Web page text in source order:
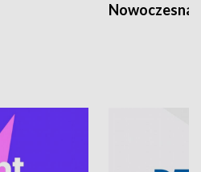
Nowoczesna